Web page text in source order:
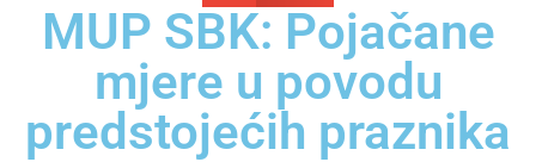
MUP SBK: Pojačane
mjere u povodu
predstojećih praznika